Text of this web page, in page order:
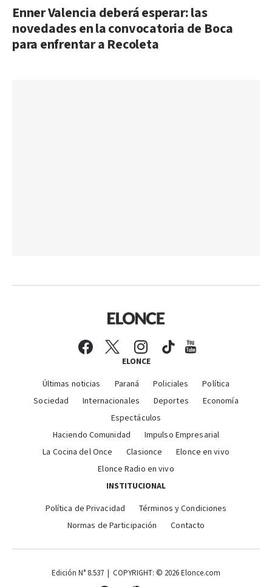
Enner Valencia deberá esperar: las
novedades en la convocatoria de Boca
para enfrentar a Recoleta
ELONCE
Últimas noticias Paraná Policiales
Política
Sociedad
Internacionales Deportes
Economía
Espectáculos
Haciendo Comunidad
Impulso Empresarial
La Cocina del Once
Clasionce
Elonce en vivo
Elonce Radio en vivo
INSTITUCIONAL
Política de Privacidad
Términos y Condiciones
Normas de Participación
Contacto
Edición N° 8.537 | COPYRIGHT: © 2026 Elonce.com